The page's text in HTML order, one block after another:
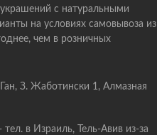
с натуральными
на условиях самовывоза из
чем в розничных
З. Жаботински 1, Алмазная
в Израиль, Тель-Авив из-за